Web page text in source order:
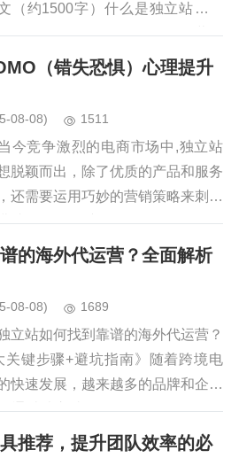
（约1500字）什么是独立站联盟
（Affiliate Marketing）？联盟营销
Mar...
（错失恐惧）心理提升
08-08) 1511
今竞争激烈的电商市场中,独立站
脱颖而出，除了优质的产品和服务
还需要运用巧妙的营销策略来刺激
者的购买欲望，FOMO（Fear of
Out，错失恐惧） 是一种极为
的海外代运营？全面解析
08-08) 1689
独立站如何找到靠谱的海外代运营？
关键步骤+避坑指南》随着跨境电
快速发展，越来越多的品牌和企业
通过独立站（如Shopify、WooCo
等）拓展海外市场，由于语
推荐，提升团队效率的必